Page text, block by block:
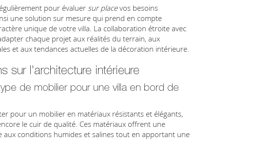
pour évaluer sur placevos besoins
une solution sur mesure qui prend en compte
unique de votre villa. La collaboration étroite avec
chaque projet aux réalités du terrain, aux
et aux tendances actuelles de la décoration intérieure.
sur l'architecture intérieure
de mobilier pour une villa en bord de
pour un mobilier en matériaux résistants et élégants,
le cuir de qualité. Ces matériaux offrent une
aux conditions humides et salines tout en apportant une